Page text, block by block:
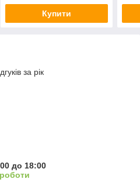
Купити
за рік
до 18:00